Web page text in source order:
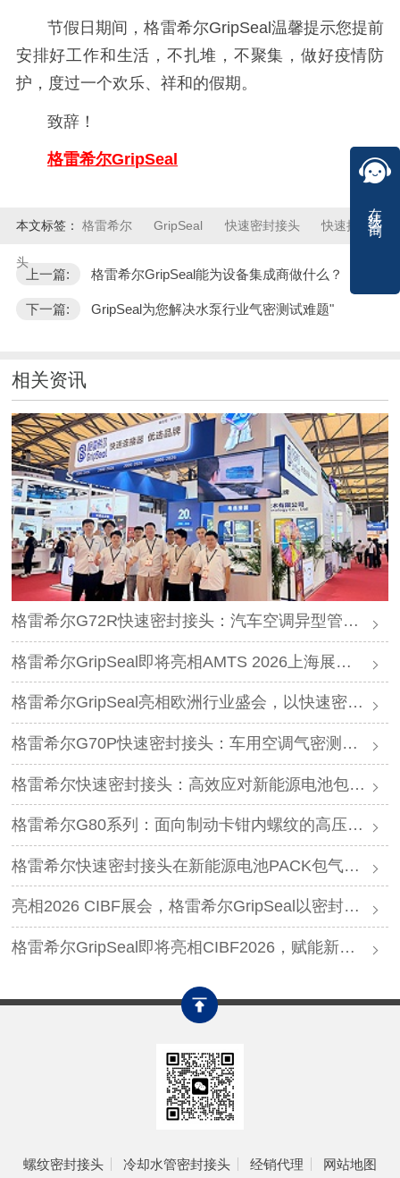
节假日期间，格雷希尔GripSeal温馨提示您提前
安排好工作和生活，不扎堆， 不聚集，做好疫情防
护，度过一个欢乐、祥和的假期。
致辞！
格雷希尔GripSeal
本文标签： 格雷希尔 GripSeal 快速密封接头 快速接
头
上一篇: 格雷希尔GripSeal能为设备集成商做什么？
下一篇: GripSeal为您解决水泵行业气密测试难题"
相关资讯
格雷希尔G72R快速密封接头：汽车空调异型管口测试方案
格雷希尔GripSeal即将亮相AMTS 2026上海展，以密封技术赋能汽车制造
格雷希尔GripSeal亮相欧洲行业盛会，以快速密封技术赋能欧洲新能源产业链
格雷希尔G70P快速密封接头：车用空调气密测试的可靠选择
格雷希尔快速密封接头：高效应对新能源电池包防爆阀测试难题
格雷希尔G80系列：面向制动卡钳内螺纹的高压密封连接方案
格雷希尔快速密封接头在新能源电池PACK包气密测试中的应用
亮相2026 CIBF展会，格雷希尔GripSeal以密封连接硬核实力圈粉
格雷希尔GripSeal即将亮相CIBF2026，赋能新能源产业绿色发展
螺纹密封接头 冷却水管密封接头 经销代理 网站地图
在线咨询